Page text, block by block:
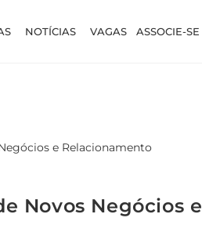
NOTÍCIAS VAGAS ASSOCIE-SE
Novos Negócios e